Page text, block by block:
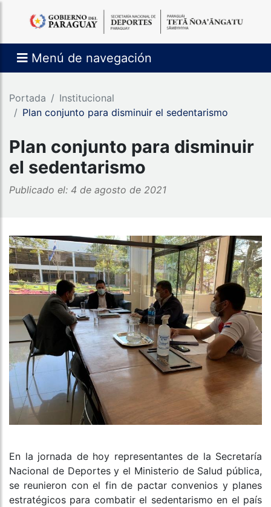
Menú de navegación
Portada
Institucional
​Plan conjunto para disminuir el sedentarismo
​Plan conjunto para disminuir
el sedentarismo
Publicado el: 4 de agosto de 2021
En la jornada de hoy representantes de la Secretaría
Nacional de Deportes y el Ministerio de Salud pública,
se reunieron con el fin de pactar convenios y planes
estratégicos para combatir el sedentarismo en el país